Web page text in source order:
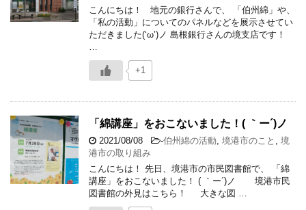
こんにちは！ 地元の銀行さんで、 「伯州綿」や、
「私の活動」についてのパネルなどを展示させてい
ただきました(‘ω’)ノ 島根銀行さんの境支店です！
+1
「綿講座」をおこないました！( ｀ー´)ノ
2021/08/08 -伯州綿の活動 境港市のこと
境
港市の取り組み
こんにちは！ 先日、境港市の市民図書館で、 「綿
講座」をおこないました！ ( ｀ー´)ノ 境港市民
図書館の外見はこちら！ 大きな図 …